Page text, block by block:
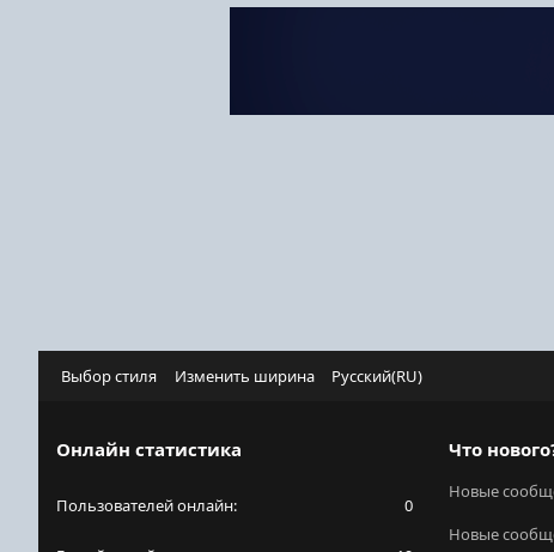
Выбор стиля Изменить ширина Русский(RU)
Онлайн статистика
Пользователей онлайн 0
Что
Новые
Новые